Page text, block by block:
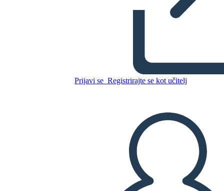
Prijavi se Registrirajte se kot učitelj
Untitled Storyboard
Kopirajte to snemalno knjigo
USTVARITE SNEMALNO KNJIGO
PREDVAJANJE DIAPROJEKCIJE
PREBERI MI